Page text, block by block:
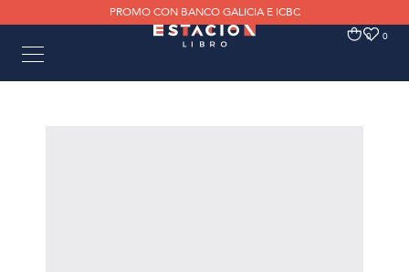
PROMO CON BANCO GALICIA E ICBC
0 0